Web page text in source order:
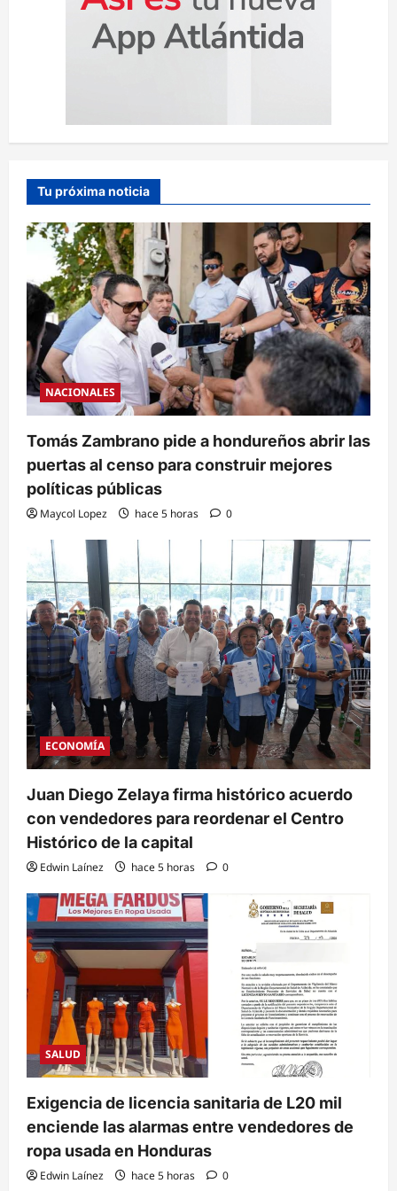
Tu próxima noticia
NACIONALES
Tomás Zambrano pide a hondureños abrir las
puertas al censo para construir mejores
políticas públicas
Maycol Lopez hace 5 horas 0
ECONOMÍA
Juan Diego Zelaya firma histórico acuerdo
con vendedores para reordenar el Centro
Histórico de la capital
Edwin Laínez hace 5 horas 0
SALUD
Exigencia de licencia sanitaria de L20 mil
enciende las alarmas entre vendedores de
ropa usada en Honduras
Edwin Laínez hace 5 horas 0